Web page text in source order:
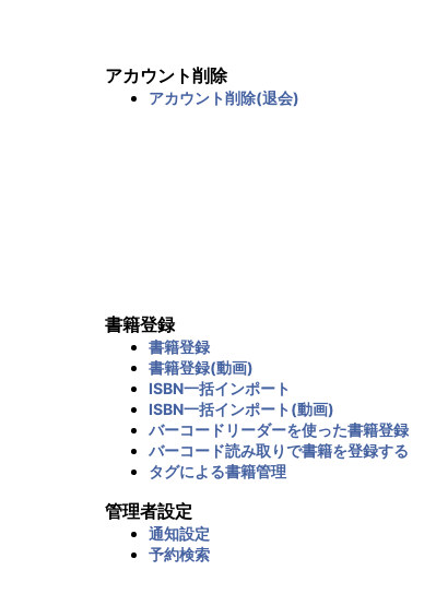
アカウント削除
アカウント削除(退会)
書籍登録
書籍登録
書籍登録(動画)
ISBN一括インポート
ISBN一括インポート(動画)
バーコードリーダーを使った書籍登録
バーコード読み取りで書籍を登録する
タグによる書籍管理
管理者設定
通知設定
予約検索